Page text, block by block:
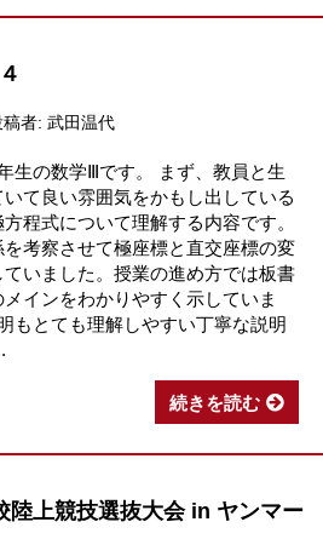
稿者: 武田温代
生の数学Ⅲです。 まず、教員と生
て良い雰囲気をかもし出している
程式について理解する内容です。
考察させて極座標と直交座標の変
いました。授業の進め方では板書
インをわかりやすく示していま
もとても理解しやすい丁寧な説明
続きを読む
陸上競技選抜大会 in ヤンマー